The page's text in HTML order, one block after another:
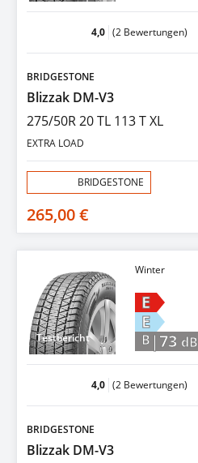
4,0 (2 Bewertungen)
BRIDGESTONE
Blizzak DM-V3
275/50R 20 TL 113 T XL
EXTRA LOAD
BRIDGESTONE
265,00 €
Testbericht
Winter
E
E
B |73 dB
4,0 (2 Bewertungen)
BRIDGESTONE
Blizzak DM-V3